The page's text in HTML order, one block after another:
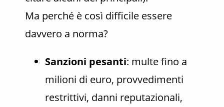
Ma perché è così difficile essere
davvero a norma?
Sanzioni pesanti: multe fino a
milioni di euro, provvedimenti
restrittivi, danni reputazionali,